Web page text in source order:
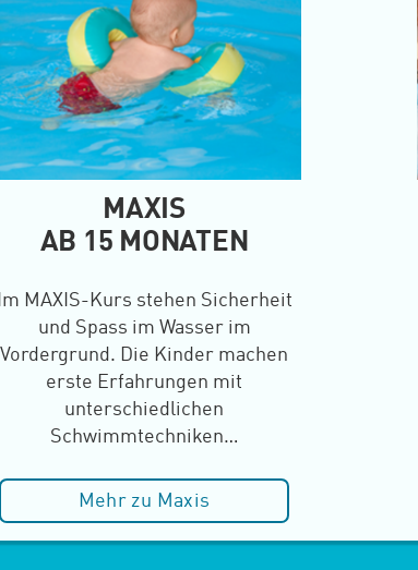
MAXIS
AB 15 MONATEN
Im MAXIS-Kurs stehen Sicherheit
und Spass im Wasser im
Vordergrund. Die Kinder machen
erste Erfahrungen mit
unterschiedlichen
Schwimmtechniken…
Mehr zu Maxis